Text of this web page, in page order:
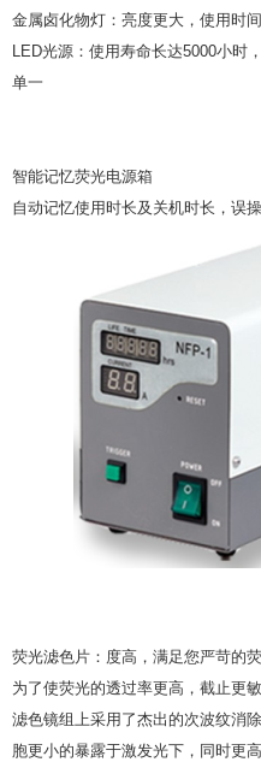
金属卤化物灯：亮度更大，使用时
LED光源：使用寿命长达5000小时
单一
智能记忆荧光电源箱
自动记忆使用时长及关机时长，误
荧光滤色片：度高，满足您严苛的
为了使荧光的透过率更高，截止更
滤色镜组上采用了杰出的次波纹消
胞更小的暴露于激发光下，同时更